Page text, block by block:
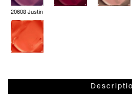
20608 Justin